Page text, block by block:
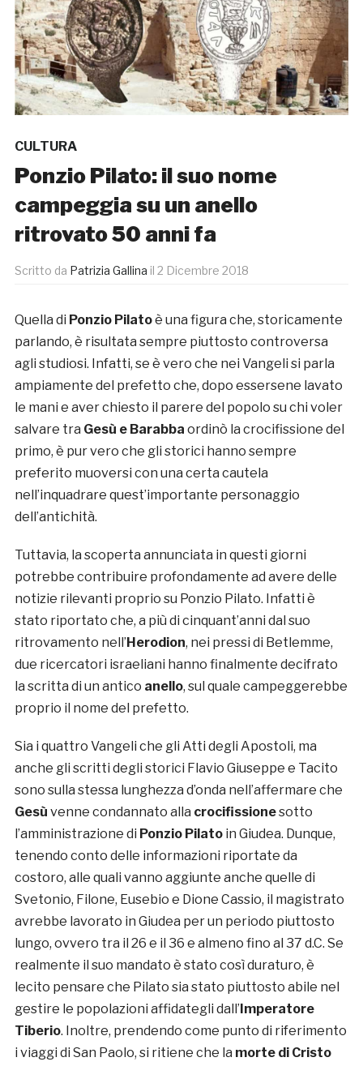
CULTURA
Ponzio Pilato: il suo nome
campeggia su un anello
ritrovato 50 anni fa
Scritto da Patrizia Gallina il 2 Dicembre 2018
Quella di Ponzio Pilatoè una figura che, storicamente
parlando, è risultata sempre piuttosto controversa
agli studiosi. Infatti, se è vero che nei Vangeli si parla
ampiamente del prefetto che, dopo essersene lavato
le mani e aver chiesto il parere del popolo su chi voler
salvare tra Gesù e Barabba ordinò la crocifissione del
primo, è pur vero che gli storici hanno sempre
preferito muoversi con una certa cautela
nell’inquadrare quest’importante personaggio
dell’antichità.
Tuttavia, la scoperta annunciata in questi giorni
potrebbe contribuire profondamente ad avere delle
notizie rilevanti proprio su Ponzio Pilato. Infatti è
stato riportato che, a più di cinquant’anni dal suo
ritrovamento nell’ Herodion, nei pressi di Betlemme,
due ricercatori israeliani hanno finalmente decifrato
la scritta di un antico anello, sul quale campeggerebbe
proprio il nome del prefetto.
Sia i quattro Vangeli che gli Atti degli Apostoli, ma
anche gli scritti degli storici Flavio Giuseppe e Tacito
sono sulla stessa lunghezza d’onda nell’affermare che
Gesù venne condannato alla crocifissionesotto
l’amministrazione di Ponzio Pilatoin Giudea. Dunque,
tenendo conto delle informazioni riportate da
costoro, alle quali vanno aggiunte anche quelle di
Svetonio, Filone, Eusebio e Dione Cassio, il magistrato
avrebbe lavorato in Giudea per un periodo piuttosto
lungo, ovvero tra il 26 e il 36 e almeno fino al 37 d.C. Se
realmente il suo mandato è stato così duraturo, è
lecito pensare che Pilato sia stato piuttosto abile nel
gestire le popolazioni affidategli dall’ Imperatore
Tiberio. Inoltre, prendendo come punto di riferimento
i viaggi di San Paolo, si ritiene che la morte di Cristo